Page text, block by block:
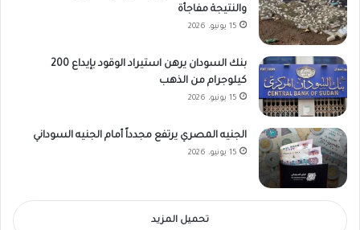
والنتيجة مفاجأة
15 يونيو، 2026
بنك السودان يرهن استيراد الوقود بإيداع 200
كيلوجرام من الذهب
15 يونيو، 2026
الجنيه المصري يرتفع مجدداً أمام الجنيه السوداني
15 يونيو، 2026
تحميل المزيد